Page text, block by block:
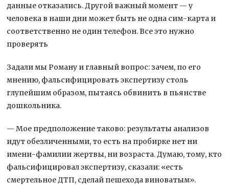
данные отказались. Другой важный момент — у
человека в наши дни может быть не одна сим-карта и
соответственно не один телефон. Все это нужно
проверять
Задали мы Роману и главный вопрос: зачем, по его
мнению, фальсифицировать экспертизу столь
глупейшим образом, пытаясь обвинить в пьянстве
дошкольника.
— Мое предположение таково: результаты анализов
идут обезличенными, то есть на пробирке нет ни
имени-фамилии жертвы, ни возраста. Думаю, тому, кто
фальсифицировал экспертизу, сказали: «есть
смертельное ДТП, сделай пешехода виноватым».